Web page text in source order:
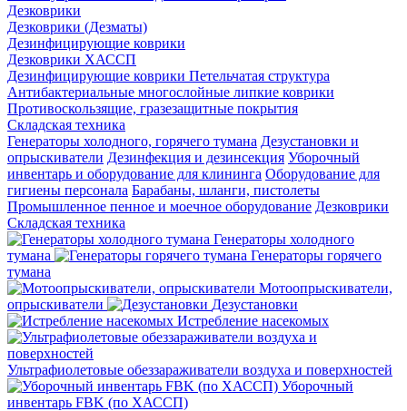
Дезковрики
Дезковрики (Дезматы)
Дезинфицирующие коврики
Дезковрики ХАССП
Дезинфицирующие коврики Петельчатая структура
Антибактериальные многослойные липкие коврики
Противоскользящие, гразезащитные покрытия
Складская техника
Генераторы холодного, горячего тумана Дезустановки и
опрыскиватели Дезинфекция и дезинсекция Уборочный
инвентарь и оборудование для клининга Оборудование для
гигиены персонала Барабаны, шланги, пистолеты
Промышленное пенное и моечное оборудование Дезковрики
Складская техника
Генераторы холодного
тумана
Генераторы горячего
тумана
Мотоопрыскиватели,
опрыскиватели
Дезустановки
Истребление насекомых
Ультрафиолетовые обеззараживатели воздуха и поверхностей
Уборочный
инвентарь FBK (по ХАССП)